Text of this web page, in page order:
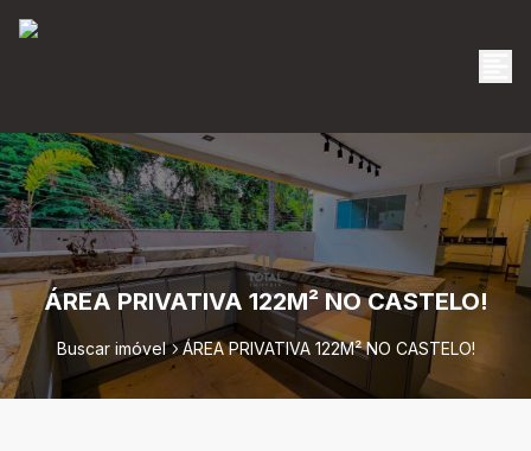
ÁREA PRIVATIVA 122M² NO CASTELO!
Buscar imóvel ÁREA PRIVATIVA 122M² NO CASTELO!